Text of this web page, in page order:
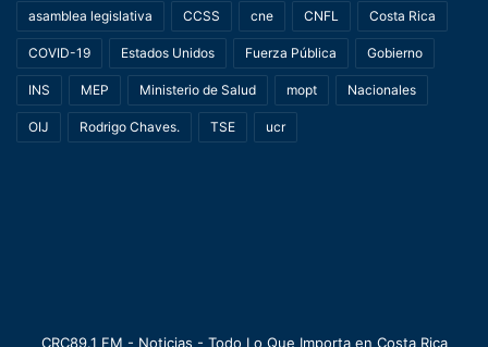
asamblea legislativa CCSS cne CNFL Costa Rica
COVID-19 Estados Unidos Fuerza Pública Gobierno
INS MEP Ministerio de Salud mopt Nacionales
OIJ Rodrigo Chaves. TSE ucr
CRC89.1 FM - Noticias - Todo Lo Que Importa en Costa Rica